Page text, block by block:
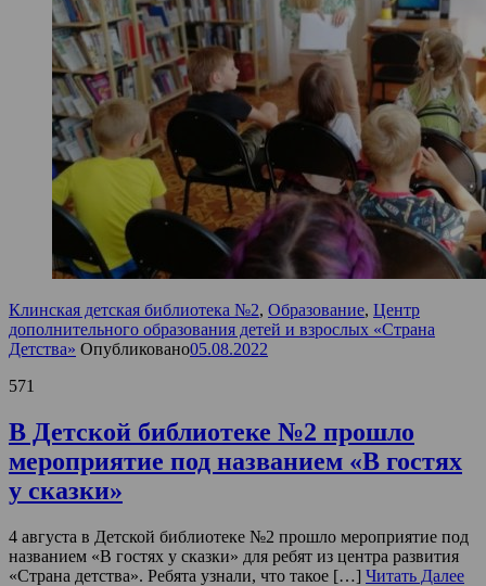
Клинская детская библиотека №2, Образование, Центр
дополнительного образования детей и взрослых «Страна
Детства» Опубликовано05.08.2022
571
В Детской библиотеке №2 прошло
мероприятие под названием «В гостях
у сказки»
4 августа в Детской библиотеке №2 прошло мероприятие под
названием «В гостях у сказки» для ребят из центра развития
«Страна детства». Ребята узнали, что такое […] Читать Далее